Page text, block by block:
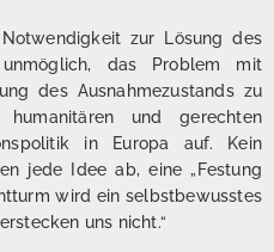
zur Lösung des
das Problem mit
des Ausnahmezustands zu
und gerechten
in Europa auf. Kein
jede Idee ab, eine „Festung
wird ein selbstbewusstes
uns nicht.“